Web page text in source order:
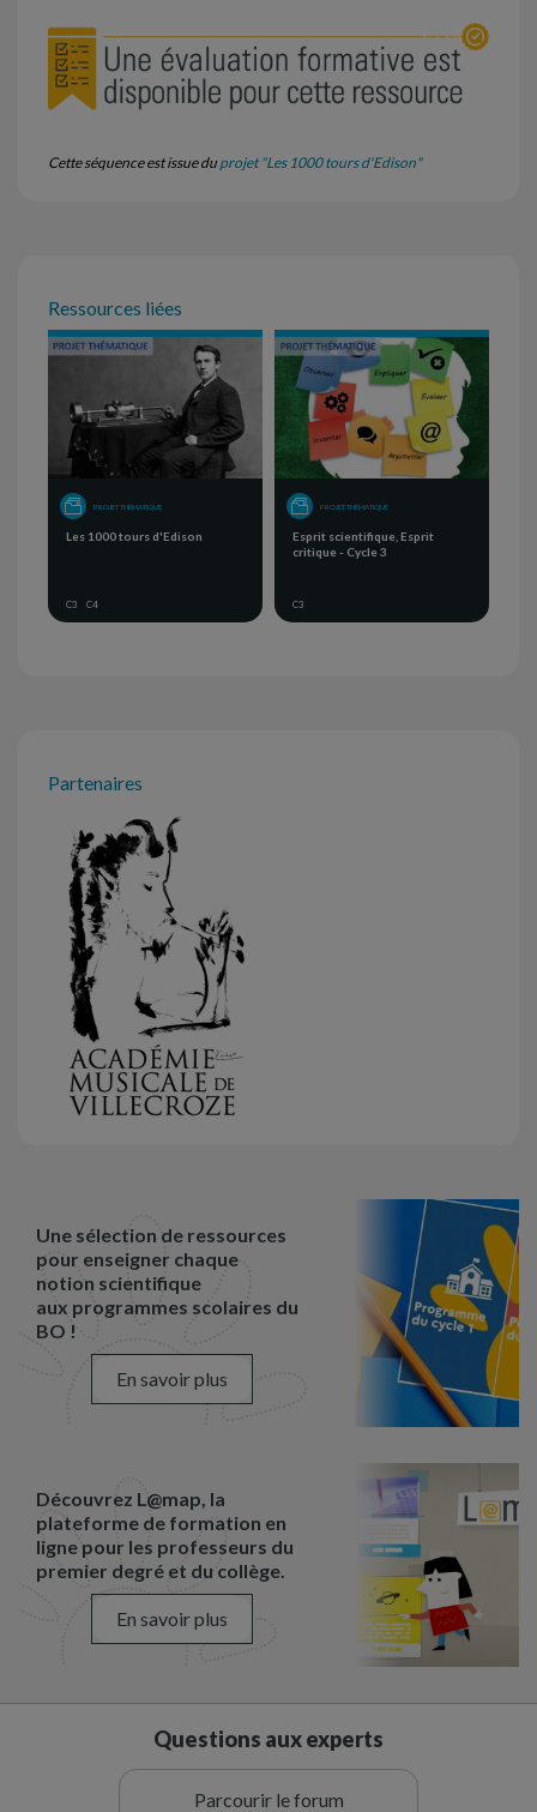
Cette séquence est issue du projet "Les 1000 tours d'Edison"
Ressources liées
PROJET THÉMATIQUE
Les 1000 tours d'Edison
C3 C4
PROJET THÉMATIQUE
Esprit scientifique, Esprit
critique - Cycle 3
C3
Partenaires
Une sélection de ressources
pour enseigner chaque
notion scientifique
aux programmes scolaires du
BO !
En savoir plus
Découvrez L@map, la
plateforme de formation en
ligne pour les professeurs du
premier degré et du collège.
En savoir plus
Questions aux experts
Parcourir le forum